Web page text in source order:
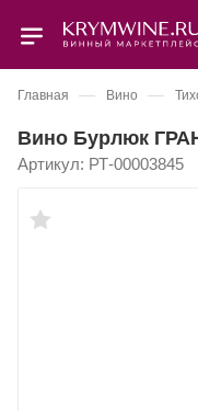
Главная — Вино —
Вино Бурлюк
Артикул: РТ-00003845